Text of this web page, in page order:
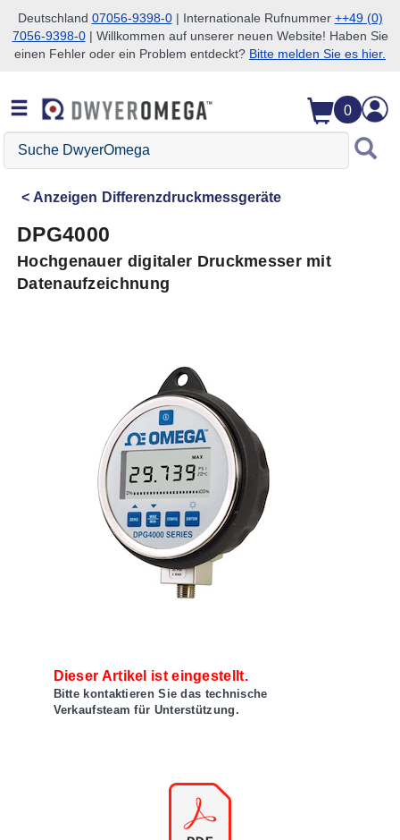
Zum Suchen überspringen
Zum Hauptinhalt überspringen
Zur Navigation überspringen
Deutschland 07056-9398-0| Internationale Rufnummer ++49 (0)
7056-9398-0| Willkommen auf unserer neuen Website! Haben Sie
einen Fehler oder ein Problem entdeckt? Bitte melden Sie es hier.
0
Suche
DwyerOmega
Anzeigen Differenzdruckmessgeräte
DPG4000
Hochgenauer digitaler Druckmesser mit
Datenaufzeichnung
Dieser Artikel ist eingestellt.
Bitte kontaktieren Sie das technische
Verkaufsteam für Unterstützung.